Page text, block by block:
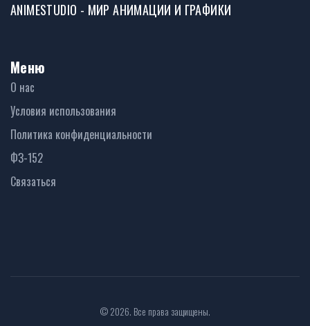
ANIMESTUDIO - МИР АНИМАЦИИ И ГРАФИКИ
Меню
О нас
Условия использования
Политика конфиденциальности
ФЗ-152
Связаться
© 2026. Все права защищены.